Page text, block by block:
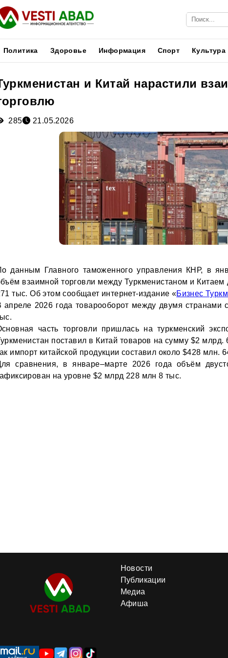
Политика Здоровье Информация Спорт Культура
и Китай нарастили
285 21.05.2026
данным Главного таможенного управления КНР, в
взаимной торговли между Туркменистаном и Китаем
тыс. Об этом сообщает интернет-издание «Бизнес
апреле 2026 года товарооборот между двумя странами
часть торговли пришлась на туркменский
поставил в Китай товаров на сумму $2 млрд.
импорт китайской продукции составил около $428 млн.
сравнения, в январе–марте 2026 года объём
на уровне $2 млрд 228 млн 8 тыс.
Новости
Публикации
Медиа
Афиша